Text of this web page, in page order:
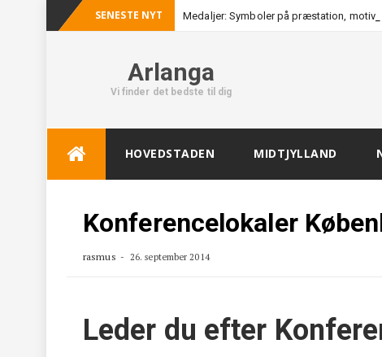
SENESTE NYT Medaljer: Symboler på præstation,
Arlanga
Vi finder det bedste til dig
HOVEDSTADEN MIDTJYLLAND
Konferencelokaler
rasmus 26. september 2014
Leder du efter